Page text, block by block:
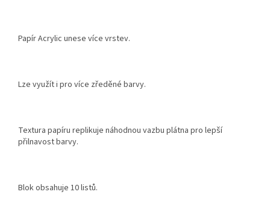
Papír Acrylic unese více vrstev.
Lze využít i pro více zředěné barvy.
Textura papíru replikuje náhodnou vazbu plátna pro lepší
přilnavost barvy.
Blok obsahuje 10 listů.